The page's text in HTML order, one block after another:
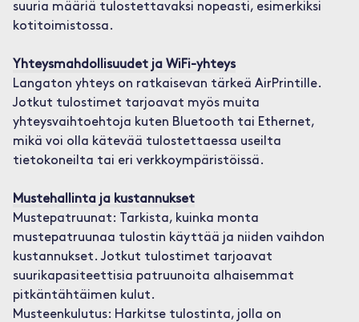
suuria määriä tulostettavaksi nopeasti, esimerkiksi
kotitoimistossa.
Yhteysmahdollisuudet ja WiFi-yhteys
Langaton yhteys on ratkaisevan tärkeä AirPrintille.
Jotkut tulostimet tarjoavat myös muita
yhteysvaihtoehtoja kuten Bluetooth tai Ethernet,
mikä voi olla kätevää tulostettaessa useilta
tietokoneilta tai eri verkkoympäristöissä.
Mustehallinta ja kustannukset
Mustepatruunat: Tarkista, kuinka monta
mustepatruunaa tulostin käyttää ja niiden vaihdon
kustannukset. Jotkut tulostimet tarjoavat
suurikapasiteettisia patruunoita alhaisemmat
pitkäntähtäimen kulut.
Musteenkulutus: Harkitse tulostinta, jolla on